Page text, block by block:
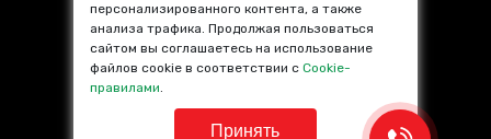
Контакты
SALE %
Популярные товары
персонализированного контента, а также
анализа трафика. Продолжая пользоваться
сайтом вы соглашаетесь на использование
файлов cookie в соответствии сCookie-
правилами.
Принять